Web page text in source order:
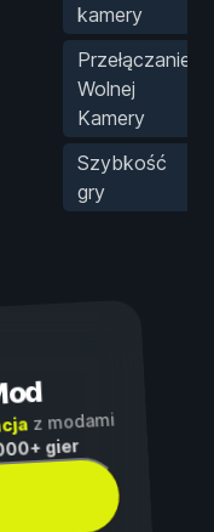
kamery
Przełączanie
Wolnej
Kamery
Szybkość
gry
z modami
gier